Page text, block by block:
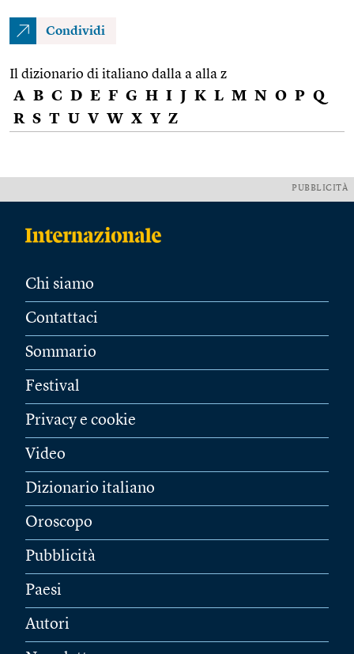
Condividi
Il dizionario di italiano dalla a alla z
A B C D E F G H I J K L M N O P Q
R S T U V W X Y Z
PUBBLICITÀ
Chi siamo
Contattaci
Sommario
Festival
Privacy e cookie
Video
Dizionario italiano
Oroscopo
Pubblicità
Paesi
Autori